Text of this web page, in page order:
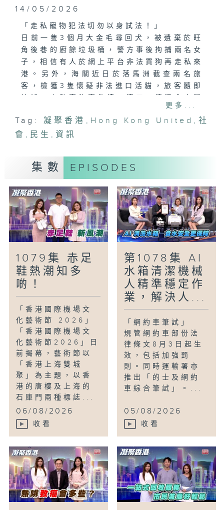
14/05/2026
「走私寵物犯法切勿以身試法！」
日前一隻3個月大金毛尋回犬，被遺棄於旺
角後巷的廚餘垃圾桶，警方事後拘捕兩名女
子，相信有人於網上平台非法買狗再走私來
港。另外，海關近日於落馬洲截查兩名旅
客，檢獲3隻懷疑非法進口活貓，旅客隨即
「感官支援共融巴士」
士「A巴」，車內設寧靜室、感官調節體驗
與藝術互動設施，為神經多樣性社群和大眾
共融文化。
「民生美食關注組-大圍煲仔飯與功夫茶」
大圍是以 450 年歷史「積存圍」為中心擴
展而成的社區，現已發展成食肆林立的美食
集中地。今集先品嚐香氣誘人的左口魚煲仔
飯，之後再到訪隱世茶系 Cafe，細味茶藝
師親泡的鐵觀音卷蛋及野生竹林小赤甘紅
茶。
「童話香港-給一年後自己的一封信」
小朋友如果寫信給一年後的自己，內容會關
於甚麼？
更多...
Tag: 凝聚香港 , Hong Kong United , 社
會 , 民生 , 資訊
集數 EPISODES
1079集 赤足
鞋熱潮知多
啲！
「香港國際機場文
化藝術節 2026」
「香港國際機場文
化藝術節2026」日
前揭幕，藝術節以
「香港上海雙城
聚」為主題，以香
港的唐樓及上海的
石庫門兩種標誌...
06/08/2026
收看
第1078集 AI
水箱清潔機械
人精準穩定作
業，解決人...
「網約車筆試」
規管網約車部份法
律條文8月3日起生
效，包括加強罰
則。同時運輸署亦
推出「的士及網約
車綜合筆試」。...
05/08/2026
收看